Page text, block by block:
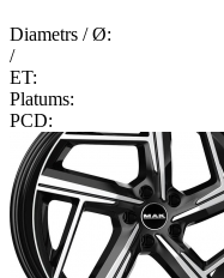
Diametrs / Ø:
/
ET:
Platums:
PCD: